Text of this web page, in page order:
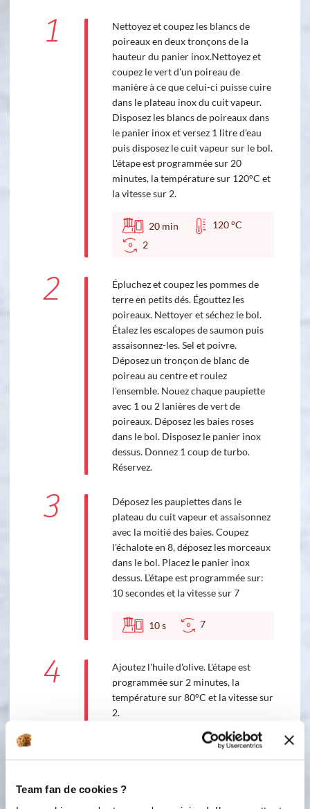
Team fan de cookies ?
1
Nettoyez et coupez les blancs de
poireaux en deux tronçons de la
hauteur du panier inox.Nettoyez et
coupez le vert d'un poireau de
manière à ce que celui-ci puisse cuire
dans le plateau inox du cuit vapeur.
Disposez les blancs de poireaux dans
le panier inox et versez 1 litre d'eau
puis disposez le cuit vapeur sur le bol.
L'étape est programmée sur 20
minutes, la température sur 120°C et
la vitesse sur 2.
20 min
120 °C
2
2
Épluchez et coupez les pommes de
terre en petits dés. Égouttez les
poireaux. Nettoyer et séchez le bol.
Étalez les escalopes de saumon puis
assaisonnez-les. Sel et poivre.
Déposez un tronçon de blanc de
poireau au centre et roulez
l'ensemble. Nouez chaque paupiette
avec 1 ou 2 lanières de vert de
poireaux. Déposez les baies roses
dans le bol. Disposez le panier inox
dessus. Donnez 1 coup de turbo.
Réservez.
3
Déposez les paupiettes dans le
plateau du cuit vapeur et assaisonnez
avec la moitié des baies. Coupez
l'échalote en 8, déposez les morceaux
dans le bol. Placez le panier inox
dessus. L'étape est programmée sur:
10 secondes et la vitesse sur 7
10s 7
4
Ajoutez l'huile d'olive. L'étape est
programmée sur 2 minutes, la
température sur 80°C et la vitesse sur
2.
80 °C